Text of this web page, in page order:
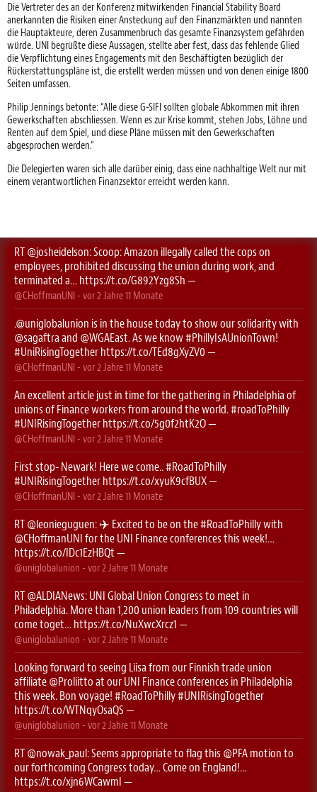
Die Vertreter des an der Konferenz mitwirkenden Financial Stability Board
anerkannten die Risiken einer Ansteckung auf den Finanzmärkten und nannten
die Hauptakteure, deren Zusammenbruch das gesamte Finanzsystem gefährden
würde. UNI begrüßte diese Aussagen, stellte aber fest, dass das fehlende Glied
die Verpflichtung eines Engagements mit den Beschäftigten bezüglich der
Rückerstattungspläne ist, die erstellt werden müssen und von denen einige 1800
Seiten umfassen.
Philip Jennings betonte: “Alle diese G-SIFI sollten globale Abkommen mit ihren
Gewerkschaften abschliessen. Wenn es zur Krise kommt, stehen Jobs, Löhne und
Renten auf dem Spiel, und diese Pläne müssen mit den Gewerkschaften
abgesprochen werden.”
Die Delegierten waren sich alle darüber einig, dass eine nachhaltige Welt nur mit
einem verantwortlichen Finanzsektor erreicht werden kann.
RT @josheidelson: Scoop: Amazon illegally called the cops on
employees, prohibited discussing the union during work, and
terminated a… https://t.co/G892Yzg8Sh —
@CHoffmanUNI - vor 2 Jahre 11 Monate
.@uniglobalunion is in the house today to show our solidarity with
@sagaftra ⁩ and ⁦ @WGAEast⁩. As we know#PhillyIsAUnionTown!
#UniRisingTogether https://t.co/TEd8gXyZV0 —
@CHoffmanUNI - vor 2 Jahre 11 Monate
An excellent article just in time for the gathering in Philadelphia of
unions of Finance workers from around the world.#roadToPhilly
#UNIRisingTogether https://t.co/5g0f2htK2O—
@CHoffmanUNI - vor 2 Jahre 11 Monate
First stop- Newark! Here we come..#RoadToPhilly
#UNIRisingTogether https://t.co/xyuK9cfBUX—
@CHoffmanUNI - vor 2 Jahre 11 Monate
RT @leonieguguen: ✈️ Excited to be on the#RoadToPhillywith
@CHoffmanUNI for the UNI Finance conferences this week!…
https://t.co/IDc1EzHBQt —
@uniglobalunion - vor 2 Jahre 11 Monate
RT @ALDIANews: UNI Global Union Congress to meet in
Philadelphia. More than 1,200 union leaders from 109 countries will
come toget… https://t.co/NuXwcXrcz1 —
@uniglobalunion - vor 2 Jahre 11 Monate
Looking forward to seeing Liisa from our Finnish trade union
affiliate @Proliitto at our UNI Finance conferences in Philadelphia
this week. Bon voyage! #RoadToPhilly#UNIRisingTogether
https://t.co/WTNqyOsaQS —
@uniglobalunion - vor 2 Jahre 11 Monate
RT @nowak_paul: Seems appropriate to flag this ⁦ @PFA ⁩ motion to
our forthcoming Congress today… Come on England!…
https://t.co/xjn6WCawmI —